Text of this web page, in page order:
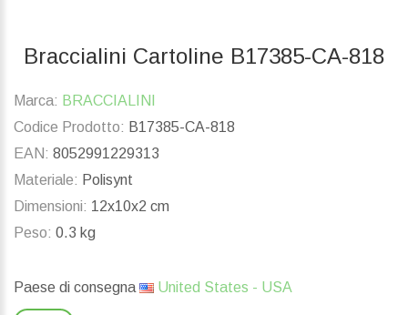
Braccialini Cartoline B17385-CA-818
Marca: BRACCIALINI
Codice Prodotto: B17385-CA-818
EAN: 8052991229313
Materiale: Polisynt
Dimensioni: 12x10x2 cm
Peso: 0.3 kg
Paese di consegna United States - USA